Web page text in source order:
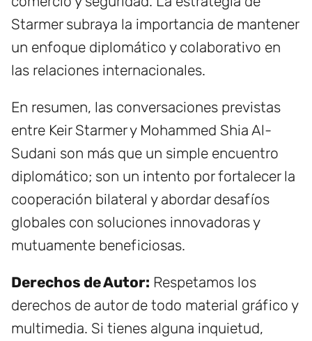
Starmer subraya la importancia de mantener
un enfoque diplomático y colaborativo en
las relaciones internacionales.
En resumen, las conversaciones previstas
entre Keir Starmer y Mohammed Shia Al-
Sudani son más que un simple encuentro
diplomático; son un intento por fortalecer la
cooperación bilateral y abordar desafíos
globales con soluciones innovadoras y
mutuamente beneficiosas.
Derechos de Autor: Respetamos los
derechos de autor de todo material gráfico y
multimedia. Si tienes alguna inquietud,